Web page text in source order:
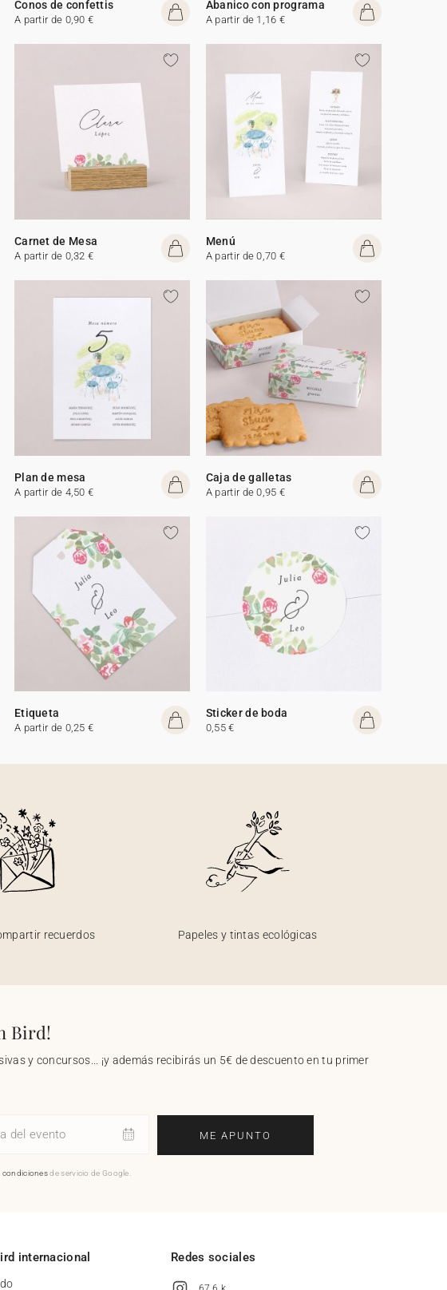
Conos de confettis
A partir de 0,90 €
Abanico con programa
A partir de 1,16 €
Carnet de Mesa
A partir de 0,32 €
Menú
A partir de 0,70 €
Plan de mesa
A partir de 4,50 €
Caja de galletas
A partir de 0,95 €
Etiqueta
A partir de 0,25 €
Sticker de boda
0,55 €
recuerdos Papeles y tintas ecológicas
Bird!
y concursos... ¡y además recibirás un 5€ de descuento en tu primer
del evento ME APUNTO
condicionesde servicio de Google.
internacional Redes sociales